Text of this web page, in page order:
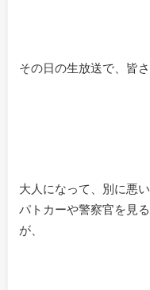
その日の生放送で、皆
大人になって、別に悪
パトカーや警察官を見
が、